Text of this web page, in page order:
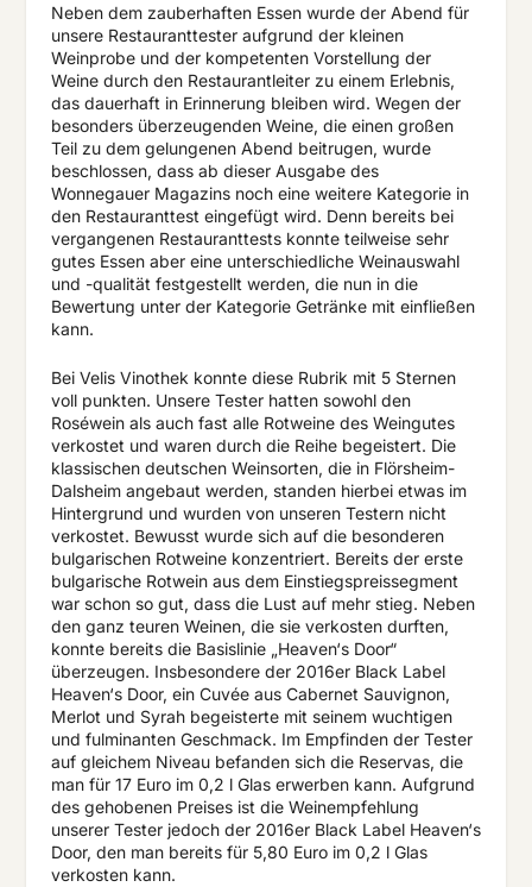
Neben dem zauberhaften Essen wurde der Abend für
unsere Restauranttester aufgrund der kleinen
Weinprobe und der kompetenten Vorstellung der
Weine durch den Restaurantleiter zu einem Erlebnis,
das dauerhaft in Erinnerung bleiben wird. Wegen der
besonders überzeugenden Weine, die einen großen
Teil zu dem gelungenen Abend beitrugen, wurde
beschlossen, dass ab dieser Ausgabe des
Wonnegauer Magazins noch eine weitere Kategorie in
den Restauranttest eingefügt wird. Denn bereits bei
vergangenen Restauranttests konnte teilweise sehr
gutes Essen aber eine unterschiedliche Weinauswahl
und -qualität festgestellt werden, die nun in die
Bewertung unter der Kategorie Getränke mit einfließen
kann.
Bei Velis Vinothek konnte diese Rubrik mit 5 Sternen
voll punkten. Unsere Tester hatten sowohl den
Roséwein als auch fast alle Rotweine des Weingutes
verkostet und waren durch die Reihe begeistert. Die
klassischen deutschen Weinsorten, die in Flörsheim-
Dalsheim angebaut werden, standen hierbei etwas im
Hintergrund und wurden von unseren Testern nicht
verkostet. Bewusst wurde sich auf die besonderen
bulgarischen Rotweine konzentriert. Bereits der erste
bulgarische Rotwein aus dem Einstiegspreissegment
war schon so gut, dass die Lust auf mehr stieg. Neben
den ganz teuren Weinen, die sie verkosten durften,
konnte bereits die Basislinie „Heaven‘s Door“
überzeugen. Insbesondere der 2016er Black Label
Heaven‘s Door, ein Cuvée aus Cabernet Sauvignon,
Merlot und Syrah begeisterte mit seinem wuchtigen
und fulminanten Geschmack. Im Empfinden der Tester
auf gleichem Niveau befanden sich die Reservas, die
man für 17 Euro im 0,2 l Glas erwerben kann. Aufgrund
des gehobenen Preises ist die Weinempfehlung
unserer Tester jedoch der 2016er Black Label Heaven‘s
Door, den man bereits für 5,80 Euro im 0,2 l Glas
verkosten kann.